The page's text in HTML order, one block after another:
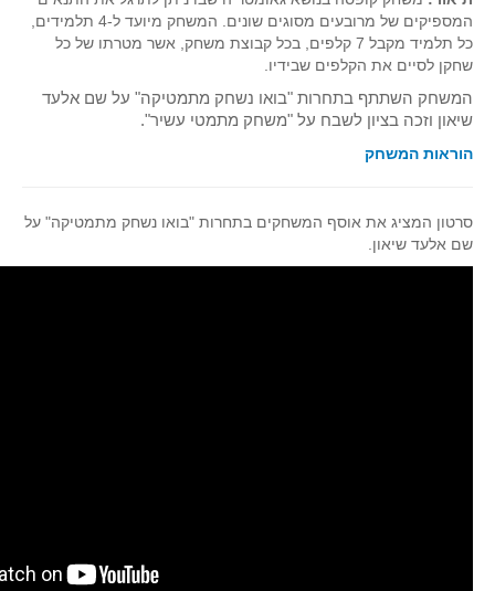
המספיקים של מרובעים מסוגים שונים. המשחק מיועד ל-4 תלמידים,
כל תלמיד מקבל 7 קלפים, בכל קבוצת משחק, אשר מטרתו של כל
שחקן לסיים את הקלפים שבידיו.
המשחק השתתף בתחרות "בואו נשחק מתמטיקה" על שם אלעד
שיאון וזכה בציון לשבח על "משחק מתמטי עשיר".
הוראות המשחק
סרטון המציג את אוסף המשחקים בתחרות "בואו נשחק מתמטיקה" על
שם אלעד שיאון.